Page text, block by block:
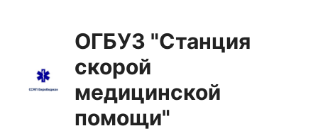
ОГБУЗ "Станция
скорой
медицинской
помощи"